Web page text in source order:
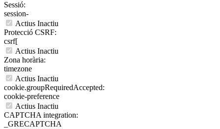
Sessió:
session-
Actius Inactiu
Protecció CSRF:
csrf[
Actius Inactiu
Zona horària:
timezone
Actius Inactiu
cookie.groupRequiredAccepted:
cookie-preference
Actius Inactiu
CAPTCHA integration:
_GRECAPTCHA